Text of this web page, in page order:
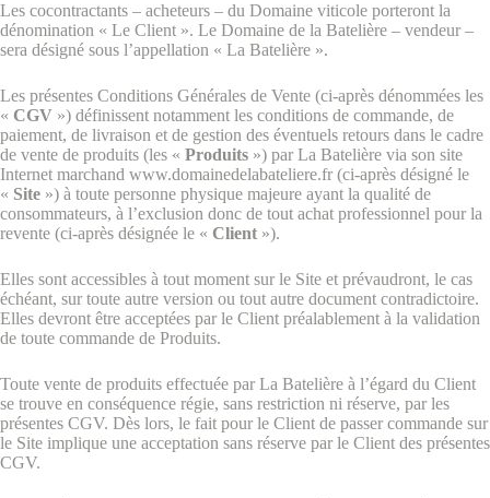
Les cocontractants – acheteurs – du Domaine viticole porteront la
dénomination « Le Client ». Le Domaine de la Batelière – vendeur –
sera désigné sous l’appellation « La Batelière ».
Les présentes Conditions Générales de Vente (ci-après dénommées les
« CGV ») définissent notamment les conditions de commande, de
paiement, de livraison et de gestion des éventuels retours dans le cadre
de vente de produits (les « Produits ») par La Batelière via son site
Internet marchand www.domainedelabateliere.fr (ci-après désigné le
« Site ») à toute personne physique majeure ayant la qualité de
consommateurs, à l’exclusion donc de tout achat professionnel pour la
revente (ci-après désignée le « Client »).
Elles sont accessibles à tout moment sur le Site et prévaudront, le cas
échéant, sur toute autre version ou tout autre document contradictoire.
Elles devront être acceptées par le Client préalablement à la validation
de toute commande de Produits.
Toute vente de produits effectuée par La Batelière à l’égard du Client
se trouve en conséquence régie, sans restriction ni réserve, par les
présentes CGV. Dès lors, le fait pour le Client de passer commande sur
le Site implique une acceptation sans réserve par le Client des présentes
CGV.